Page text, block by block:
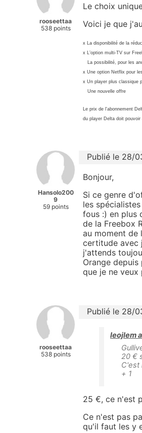
rooseettaa
538 points
Le choix
Voici je que
x La disponibilité de la
x L’option multi-TV sur
La possibilité, pour les
x Une option Netflix pour
x Un player plus classique
Une nouvelle offre
Le prix de l'abonnement
du player Delta doit pouvoir
Hansolo200
9
59 points
Publié le 28/
Bonjour,
Si ce genre
les
fous :) en plus
de la Freebox
au moment de
certitude avec
j'attends
Orange
que je ne veux
rooseettaa
538 points
Publié le 28/
leojlem
20 €
C'est
+ 1
25 €, ce n'est
Ce n'est pas
qu'il faut les y